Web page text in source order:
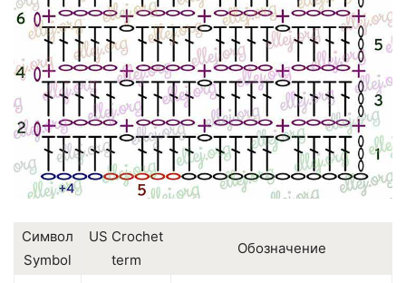
Символ
Symbol
US Crochet
term
Обозначение